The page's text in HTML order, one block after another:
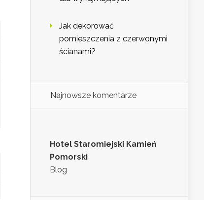
Jak dekorować
pomieszczenia z czerwonymi
ścianami?
Najnowsze komentarze
Hotel Staromiejski Kamień
Pomorski
Blog